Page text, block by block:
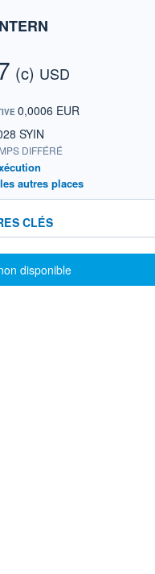
(c) USD
0,0006 EUR
SYIN
DIFFÉRÉ
autres places
CLÉS
disponible